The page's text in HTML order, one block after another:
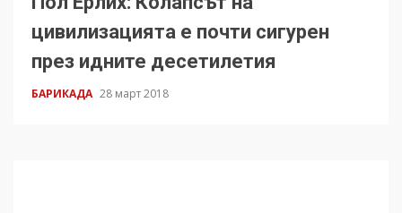
цивилизацията е почти сигурен
през идните десетилетия
БАРИКАДА 28 март 2018